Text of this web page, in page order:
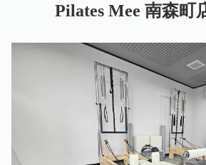
Pilates Mee 南森町